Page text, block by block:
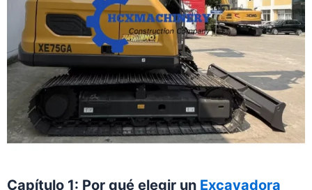
Capítulo 1: Por qué elegir un Excavadora